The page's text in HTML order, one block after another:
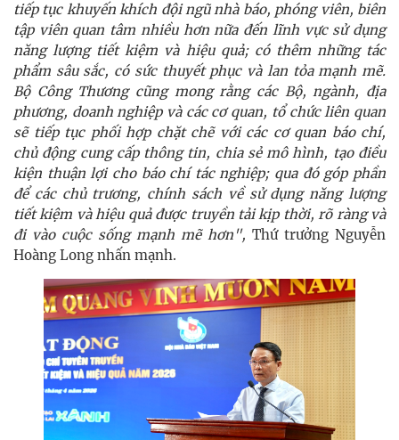
tiếp tục khuyến khích đội ngũ nhà báo, phóng viên, biên
tập viên quan tâm nhiều hơn nữa đến lĩnh vực sử dụng
năng lượng tiết kiệm và hiệu quả; có thêm những tác
phẩm sâu sắc, có sức thuyết phục và lan tỏa mạnh mẽ.
Bộ Công Thương cũng mong rằng các Bộ, ngành, địa
phương, doanh nghiệp và các cơ quan, tổ chức liên quan
sẽ tiếp tục phối hợp chặt chẽ với các cơ quan báo chí,
chủ động cung cấp thông tin, chia sẻ mô hình, tạo điều
kiện thuận lợi cho báo chí tác nghiệp; qua đó góp phần
để các chủ trương, chính sách về sử dụng năng lượng
tiết kiệm và hiệu quả được truyền tải kịp thời, rõ ràng và
đi vào cuộc sống mạnh mẽ hơn", Thứ trưởng Nguyễn
Hoàng Long nhấn mạnh.